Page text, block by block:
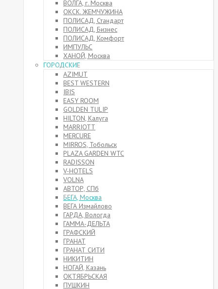
ВОЛГА, г. Москва
ОКСК. ЖЕМЧУЖИНА
ПОЛИСАД, Стандарт
ПОЛИСАД, Бизнес
ПОЛИСАД, Комфорт
ИМПУЛЬС
ХАНОЙ, Москва
ГОРОДСКИЕ
AZIMUT
BEST WESTERN
IBIS
EASY ROOM
GOLDEN TULIP
HILTON, Калуга
MARRIOTT
MERCURE
MIRROS, Тобольск
PLAZA GARDEN WTC
RADISSON
V-HOTELS
VOLNA
АВТОР, СПб
БЕГА, Москва
ВЕГА Измайлово
ГАРДА, Вологда
ГАММА-ДЕЛЬТА
ГРАФСКИЙ
ГРАНАТ
ГРАНАТ СИТИ
НИКИТИН
НОГАЙ, Казань
ОКТЯБРЬСКАЯ
ПУШКИН